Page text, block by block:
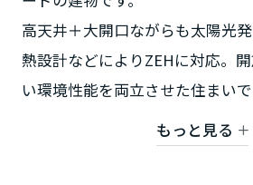
高天井＋大開口ながらも太陽光
熱設計などによりZEHに対応。
い環境性能を両立させた住まいで
◆解放感のある「高さ約2.7ｍ×
もっと見る
長野県